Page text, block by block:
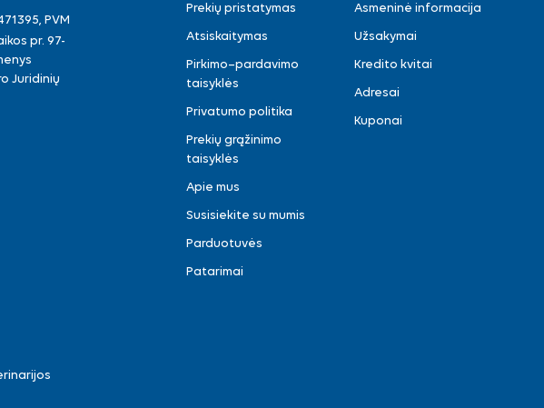
PVM
pr. 97-
Juridinių
Prekių pristatymas
Atsiskaitymas
Pirkimo–pardavimo
taisyklės
Privatumo politika
Prekių grąžinimo
taisyklės
Apie mus
Susisiekite su mumis
Parduotuvės
Patarimai
Asmeninė informacija
Užsakymai
Kredito kvitai
Adresai
Kuponai